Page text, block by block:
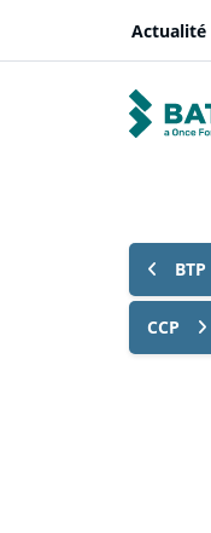
Actualité
BTP
CCP